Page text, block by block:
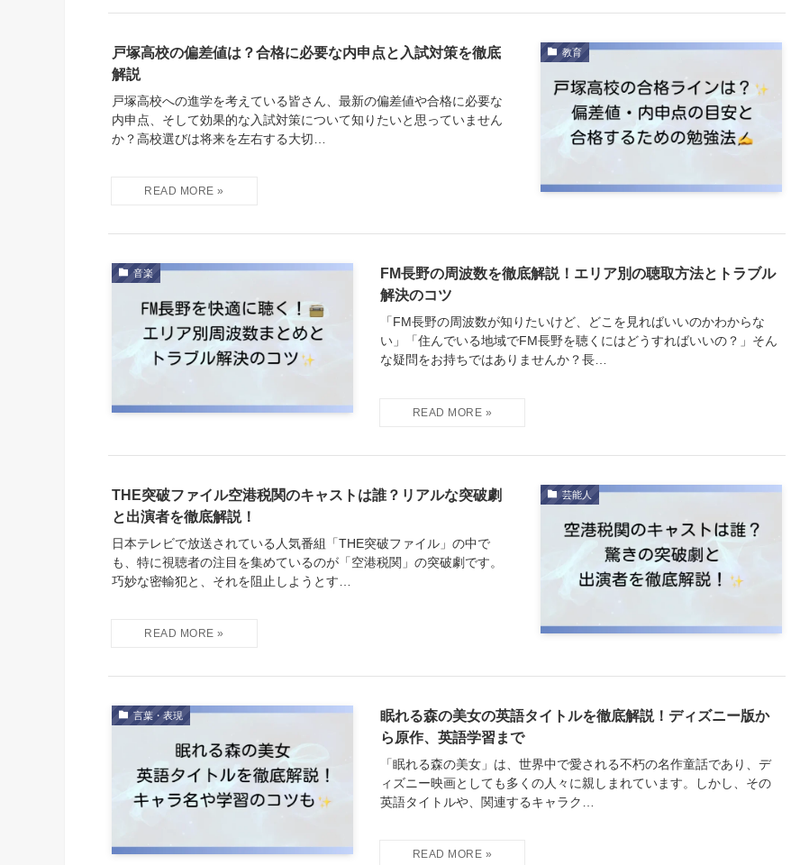
教育
戸塚高校の偏差値は？合格に必要な内申点と入試対策を徹底
解説
戸塚高校への進学を考えている皆さん、最新の偏差値や合格に必要な
内申点、そして効果的な入試対策について知りたいと思っていません
か？高校選びは将来を左右する大切…
音楽
FM長野の周波数を徹底解説！エリア別の聴取方法とトラブル
解決のコツ
「FM長野の周波数が知りたいけど、どこを見ればいいのかわからな
い」「住んでいる地域でFM長野を聴くにはどうすればいいの？」そん
な疑問をお持ちではありませんか？長…
芸能人
THE突破ファイル空港税関のキャストは誰？リアルな突破劇
と出演者を徹底解説！
日本テレビで放送されている人気番組「THE突破ファイル」の中で
も、特に視聴者の注目を集めているのが「空港税関」の突破劇です。
巧妙な密輸犯と、それを阻止しようとす…
言葉・表現
眠れる森の美女の英語タイトルを徹底解説！ディズニー版か
ら原作、英語学習まで
「眠れる森の美女」は、世界中で愛される不朽の名作童話であり、デ
ィズニー映画としても多くの人々に親しまれています。しかし、その
英語タイトルや、関連するキャラク…